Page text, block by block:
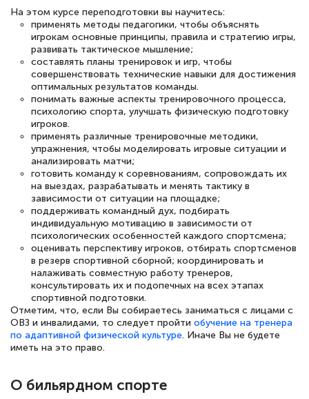
специалисты, ответили на все
интересующие вопросы и в течении
двух…
Светлана К
Знаток города 7 уровня
10 марта 2026
Оставила заявку на обучение онлайн, мне
быстро ответили, разъяснили все детали.
Обучение понравилось: огромное
количество тематической литературы,
пособий и учебников доступно на время
прохождения курса, удобная система
аттестации, проблем не возникло ни на
каком этапе…
На этом курсе переподготовки вы научитесь:
применять методы педагогики, чтобы объяснять
игрокам основные принципы, правила и стратегию игры,
развивать тактическое мышление;
составлять планы тренировок и игр, чтобы
совершенствовать технические навыки для достижения
оптимальных результатов команды.
понимать важные аспекты тренировочного процесса,
психологию спорта, улучшать физическую подготовку
игроков.
применять различные тренировочные методики,
упражнения, чтобы моделировать игровые ситуации и
анализировать матчи;
готовить команду к соревнованиям, сопровождать их
на выездах, разрабатывать и менять тактику в
зависимости от ситуации на площадке;
поддерживать командный дух, подбирать
индивидуальную мотивацию в зависимости от
психологических особенностей каждого спортсмена;
оценивать перспективу игроков, отбирать спортсменов
в резерв спортивной сборной; координировать и
налаживать совместную работу тренеров,
консультировать их и подопечных на всех этапах
спортивной подготовки.
Отметим, что, если Вы собираетесь заниматься с лицами с
ОВЗ и инвалидами, то следует пройти обучение на тренера
по адаптивной физической культуре. Иначе Вы не будете
иметь на это право.
О бильярдном спорте